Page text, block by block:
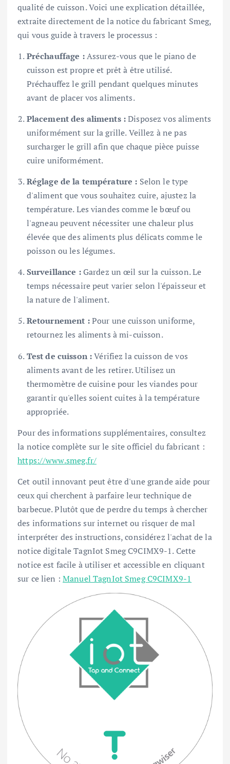
qualité de cuisson. Voici une explication détaillée,
extraite directement de la notice du fabricant Smeg,
qui vous guide à travers le processus :
Préchauffage :Assurez-vous que le piano de
cuisson est propre et prêt à être utilisé.
Préchauffez le grill pendant quelques minutes
avant de placer vos aliments.
Placement des aliments :Disposez vos aliments
uniformément sur la grille. Veillez à ne pas
surcharger le grill afin que chaque pièce puisse
cuire uniformément.
Réglage de la température : Selon le type
d'aliment que vous souhaitez cuire, ajustez la
température. Les viandes comme le bœuf ou
l'agneau peuvent nécessiter une chaleur plus
élevée que des aliments plus délicats comme le
poisson ou les légumes.
Surveillance :Gardez un œil sur la cuisson. Le
temps nécessaire peut varier selon l'épaisseur et
la nature de l'aliment.
Retournement :Pour une cuisson uniforme,
retournez les aliments à mi-cuisson.
Test de cuisson :Vérifiez la cuisson de vos
aliments avant de les retirer. Utilisez un
thermomètre de cuisine pour les viandes pour
garantir qu'elles soient cuites à la température
appropriée.
Pour des informations supplémentaires, consultez
la notice complète sur le site officiel du fabricant :
https://www.smeg.fr/
Cet outil innovant peut être d'une grande aide pour
ceux qui cherchent à parfaire leur technique de
barbecue. Plutôt que de perdre du temps à chercher
des informations sur internet ou risquer de mal
interpréter des instructions, considérez l'achat de la
notice digitale TagnIot Smeg C9CIMX9-1. Cette
notice est facile à utiliser et accessible en cliquant
sur ce lien :Manuel TagnIot Smeg C9CIMX9-1